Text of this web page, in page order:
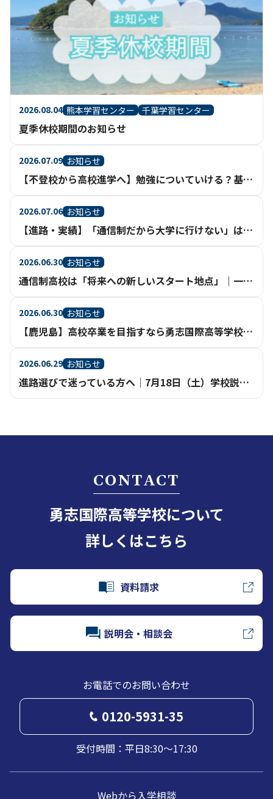
2026.08.04 熊本学習センター 千葉学習センター
夏季休校期間のお知らせ
2026.07.09 お知らせ
【不登校から高校進学へ】勉強についていける？基礎からさかのぼって学べる通信制高校という選択
2026.07.06 お知らせ
【進路・実績】「通信制だから大学に行けない」は、もう過去のイメージ。【鹿児島】
2026.06.30 お知らせ
通信制高校は「将来への新しいスタート地点」｜一人ひとりの進路実現を支える充実のサポート体制【鹿児島】
2026.06.30 お知らせ
【鹿児島】高校卒業を目指すなら勇志国際高等学校（通信制高校・不登校相談）
2026.06.29 お知らせ
進路選びで迷っている方へ｜7月18日（土）学校説明会を鹿児島天文館で開催
CONTACT
勇志国際高等学校について
詳しくはこちら
資料請求
説明会・相談会
お電話でのお問い合わせ
0120-5931-35
受付時間：平日8:30～17:30
Webから入学相談